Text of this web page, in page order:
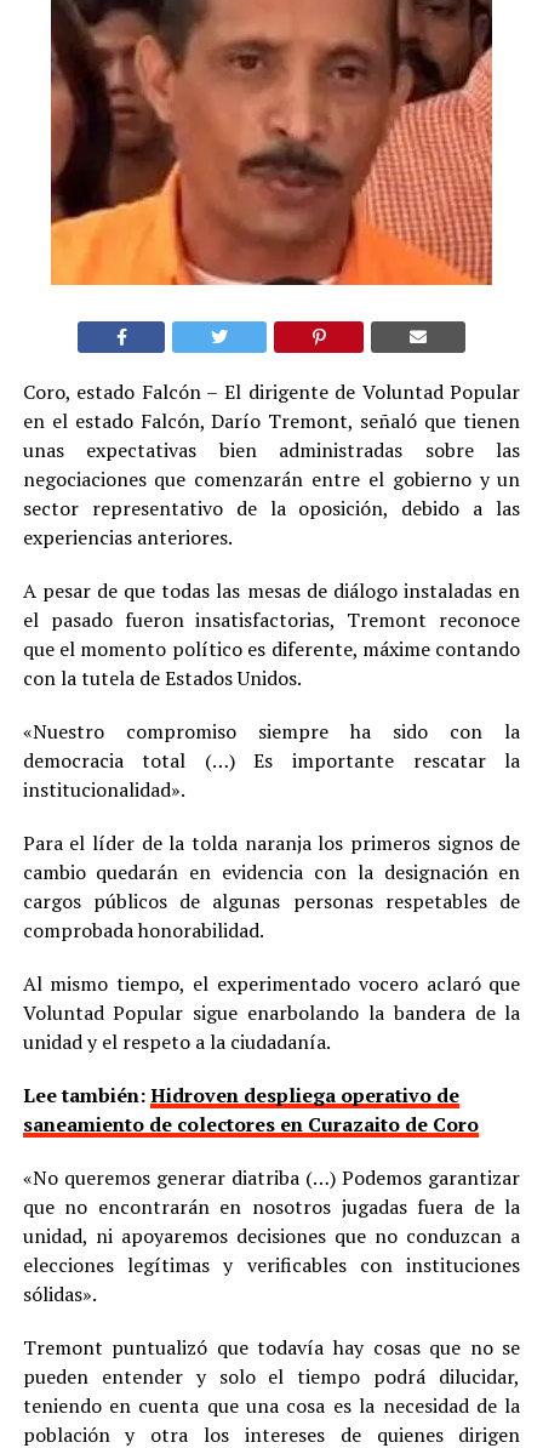
Coro, estado Falcón – El dirigente de Voluntad Popular
en el estado Falcón, Darío Tremont, señaló que tienen
unas expectativas bien administradas sobre las
negociaciones que comenzarán entre el gobierno y un
sector representativo de la oposición, debido a las
experiencias anteriores.
A pesar de que todas las mesas de diálogo instaladas en
el pasado fueron insatisfactorias, Tremont reconoce
que el momento político es diferente, máxime contando
con la tutela de Estados Unidos.
«Nuestro compromiso siempre ha sido con la
democracia total (…) Es importante rescatar la
institucionalidad».
Para el líder de la tolda naranja los primeros signos de
cambio quedarán en evidencia con la designación en
cargos públicos de algunas personas respetables de
comprobada honorabilidad.
Al mismo tiempo, el experimentado vocero aclaró que
Voluntad Popular sigue enarbolando la bandera de la
unidad y el respeto a la ciudadanía.
Lee también:Hidroven despliega operativo de
saneamiento de colectores en Curazaito de Coro
«No queremos generar diatriba (…) Podemos garantizar
que no encontrarán en nosotros jugadas fuera de la
unidad, ni apoyaremos decisiones que no conduzcan a
elecciones legítimas y verificables con instituciones
sólidas».
Tremont puntualizó que todavía hay cosas que no se
pueden entender y solo el tiempo podrá dilucidar,
teniendo en cuenta que una cosa es la necesidad de la
población y otra los intereses de quienes dirigen